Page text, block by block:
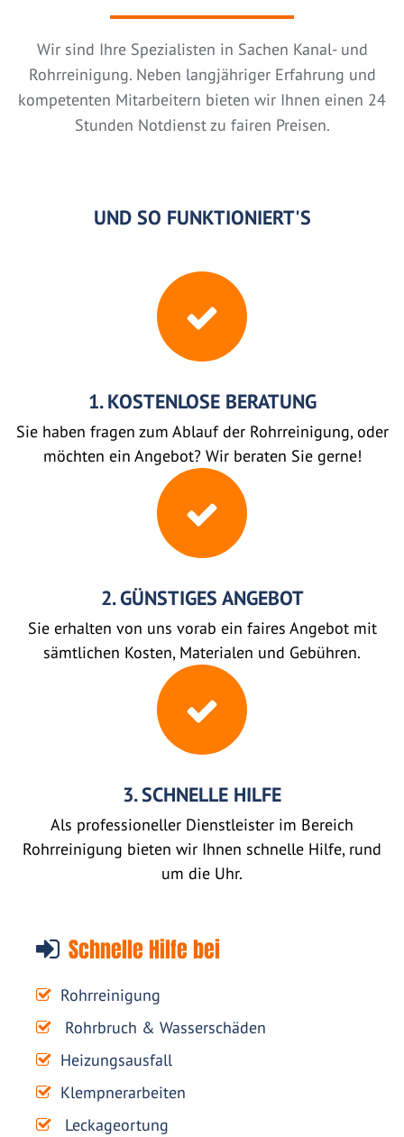
Wir sind Ihre Spezialisten in Sachen Kanal- und
Rohrreinigung. Neben langjähriger Erfahrung und
kompetenten Mitarbeitern bieten wir Ihnen einen 24
Stunden Notdienst zu fairen Preisen.
UND SO FUNKTIONIERT'S
1. KOSTENLOSE BERATUNG
Sie haben fragen zum Ablauf der Rohrreinigung, oder
möchten ein Angebot? Wir beraten Sie gerne!
2. GÜNSTIGES ANGEBOT
Sie erhalten von uns vorab ein faires Angebot mit
sämtlichen Kosten, Materialen und Gebühren.
3. SCHNELLE HILFE
Als professioneller Dienstleister im Bereich
Rohrreinigung bieten wir Ihnen schnelle Hilfe, rund
um die Uhr.
Schnelle Hilfe bei
Rohrreinigung
Rohrbruch & Wasserschäden
Heizungsausfall
Klempnerarbeiten
Leckageortung